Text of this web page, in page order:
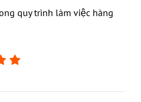
quy trình làm việc hàng